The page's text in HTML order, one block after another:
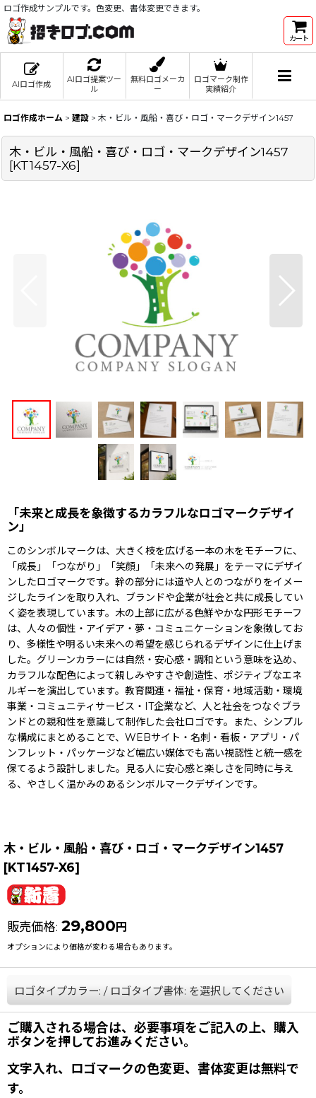
ロゴ作成サンプルです。色変更、書体変更できます。
カート
AIロゴ作成
AIロゴ提案ツー
ル
無料ロゴメーカ
ー
ロゴマーク制作
実績紹介
ロゴ作成ホーム > 建設 > 木・ビル・風船・喜び・ロゴ・マークデザイン1457
木・ビル・風船・喜び・ロゴ・マークデザイン1457
[KT1457-X6]
「未来と成長を象徴するカラフルなロゴマークデザイ
ン」
このシンボルマークは、大きく枝を広げる一本の木をモチーフに、
「成長」「つながり」「笑顔」「未来への発展」をテーマにデザイ
ンしたロゴマークです。幹の部分には道や人とのつながりをイメー
ジしたラインを取り入れ、ブランドや企業が社会と共に成長してい
く姿を表現しています。木の上部に広がる色鮮やかな円形モチーフ
は、人々の個性・アイデア・夢・コミュニケーションを象徴してお
り、多様性や明るい未来への希望を感じられるデザインに仕上げま
した。グリーンカラーには自然・安心感・調和という意味を込め、
カラフルな配色によって親しみやすさや創造性、ポジティブなエネ
ルギーを演出しています。教育関連・福祉・保育・地域活動・環境
事業・コミュニティサービス・IT企業など、人と社会をつなぐブラ
ンドとの親和性を意識して制作した会社ロゴです。また、シンプル
な構成にまとめることで、WEBサイト・名刺・看板・アプリ・パ
ンフレット・パッケージなど幅広い媒体でも高い視認性と統一感を
保てるよう設計しました。見る人に安心感と楽しさを同時に与え
る、やさしく温かみのあるシンボルマークデザインです。
木・ビル・風船・喜び・ロゴ・マークデザイン1457
[KT1457-X6]
販売価格: 29,800 円
オプションにより価格が変わる場合もあります。
ロゴタイプカラー: / ロゴタイプ書体: を選択してください
ご購入される場合は、必要事項をご記入の上、購入
ボタンを押してお進みください。
文字入れ、ロゴマークの色変更、書体変更は無料で
す。